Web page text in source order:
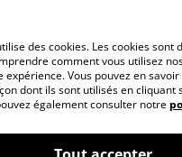
nous
Politique de
Politique
des cookies. Les cookies sont
comment vous utilisez
Vous pouvez en
dont ils sont utilisés en cliquant
également consulter notre